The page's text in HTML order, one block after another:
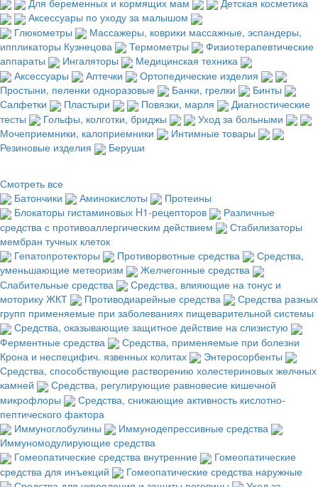
Аксессуары по уходу за малышом
Глюкометры
Массажеры, коврики массажные, эспандеры,
иппликаторы Кузнецова
Термометры
Физиотерапевтические
аппараты
Ингаляторы
Медицинская техника
Аксессуары
Аптечки
Ортопедические изделия
Простыни, пеленки одноразовые
Банки, грелки
Бинты
Салфетки
Пластыри Повязки, марля
Диагностические
тесты
Гольфы, колготки, бриджы
Уход за больными
Мочеприемники, калоприемники
Интимные товары
Резиновые изделия
Беруши
Смотреть все
Батончики
Аминокислоты
Протеины
Блокаторы гистаминовых H1-рецепторов
Различные
средства с противоаллергическим действием
Стабилизаторы
мембран тучных клеток
Гепатопротекторы
Противорвотные средства
Средства,
уменьшающие метеоризм
Желчегонные средства
Слабительные средства
Средства, влияющие на тонус и
моторику ЖКТ
Противодиарейные средства
Средства разных
групп применяемые при заболеваниях пищеварительной системы
Средства, оказывающие защитное действие на слизистую
Ферментные средства
Средства, применяемые при болезни
Крона и неспецифич. язвенных колитах
Энтеросорбенты
Средства, способствующие растворению холестериновых желчных
камней
Средства, регулирующие равновесие кишечной
микрофлоры
Средства, снижающие активность кислотно-
пептического фактора
Иммуноглобулины
Иммунодепрессивные средства
Иммуномодулирующие средства
Гомеопатические средства внутренние
Гомеопатические
средства для инъекций
Гомеопатические средства наружные